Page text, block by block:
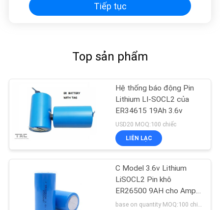
Tiếp tục
Top sản phẩm
Hệ thống báo động Pin
Lithium LI-SOCL2 của
ER34615 19Ah 3.6v
USD20 MOQ:100 chiếc
LIÊN LẠC
C Model 3.6v Lithium
LiSOCL2 Pin khô
ER26500 9AH cho Ampe
kế đồng hồ nước